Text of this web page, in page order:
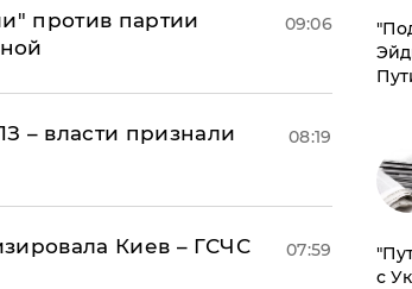
против партии
09:06
– власти признали
08:19
Киев – ГСЧС
07:59
с